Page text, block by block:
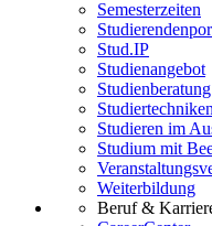
Semesterzeiten
Stud.IP
Studienangebot
Studienberatung
Studieren im
Studium mit
Weiterbildung
Beruf &